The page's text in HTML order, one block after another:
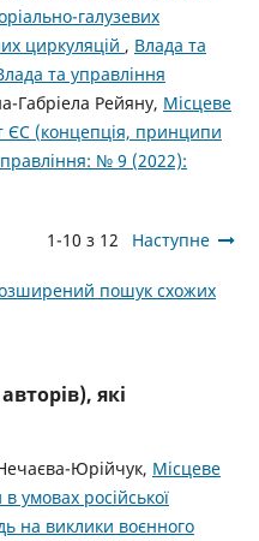
галузевих
циркуляцій , Влада та
та управління
Габріела Рейяну, Місцеве
ЄС (концепція, принципи
№ 9 (2022):
1-10 з 12 Наступне
пошук схожих
які
Юрійчук, Місцеве
умовах російської
на виклики воєнного